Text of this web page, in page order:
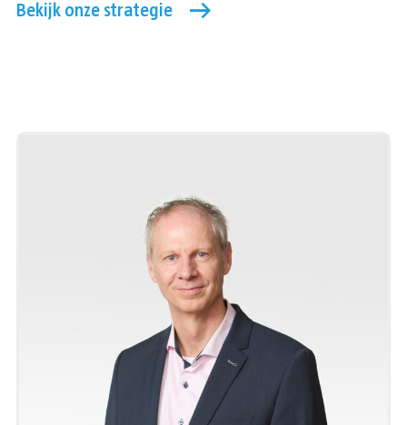
Bekijk onze strategie